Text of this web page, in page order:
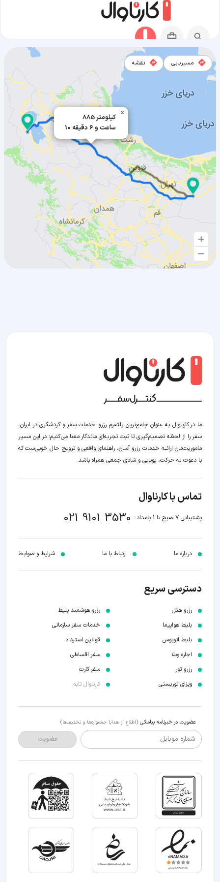
885 کیلومتر
10 ساعت و 6 دقیقه
×
مسیریابی نقشه
مسیر آرادان به ارومیه
ما در کارناوال به عنوان جامع‌ترین پلتفرم رزرو خدمات سفر و گردشگری در ایران،
سفر را از لحظه‌ تصمیم‌گیری تا ثبت تجربه‌ای ماندگار معنا می‌کنیم؛ در این مسیر‍
ماموریت‌مان اراﺋــﻪ خدمات رزرو آسان، راهنمای واقعی و ترویج حال خوبی‌ست که
با دعوت به حرکت، پویایی و شادی جمعی همراه باشد.
تماس با کارناوال
پشتیبانی 7 صبح تا 1 بامداد: 021 9101 3530
درباره ما ارتباط با ما شرایط و ضوابـط
دسترسی سریع
رزرو هتل
بلیط هواپیما
بلیط اتوبوس
اجاره ویلا
رزرو تور
ویزای توریستی
رزرو هوشمند بلیط
خدمات سفر سازمانی
قوانین استرداد
سفر اقساطی
سفر کارت
کارناوال تایم
عضویت در خبرنامه پیامکی (اطلاع از هدایا جشنواره‌ها و تخفیف‌ها)
شماره موبایل عضویت